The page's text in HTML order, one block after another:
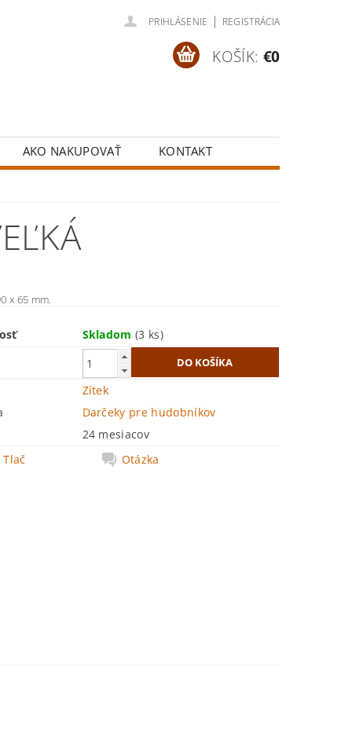
PRIHLÁSENIE | REGISTRÁCIA
KOŠÍK: €0
AKO NAKUPOVAŤ KONTAKT
x 65 mm.
Skladom(3 ks)
Zítek
Darčeky pre hudobníkov
24 mesiacov
Tlač
Otázka